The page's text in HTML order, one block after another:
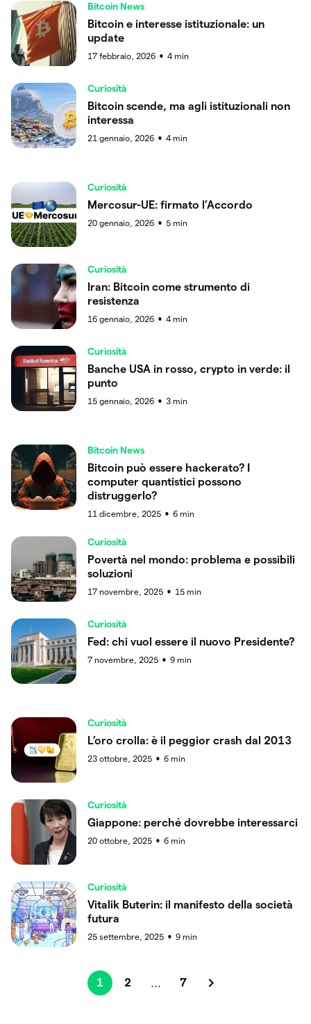
Bitcoin News
Bitcoin e interesse istituzionale: un
update
17 febbraio, 2026 ● 4 min
Curiosità
Bitcoin scende, ma agli istituzionali non
interessa
21 gennaio, 2026 ● 4 min
Curiosità
Mercosur-UE: firmato l’Accordo
20 gennaio, 2026 ● 5 min
Curiosità
Iran: Bitcoin come strumento di
resistenza
16 gennaio, 2026 ● 4 min
Curiosità
Banche USA in rosso, crypto in verde: il
punto
15 gennaio, 2026 ● 3 min
Bitcoin News
Bitcoin può essere hackerato? I
computer quantistici possono
distruggerlo?
11 dicembre, 2025 ● 6 min
Curiosità
Povertà nel mondo: problema e possibili
soluzioni
17 novembre, 2025 ● 15 min
Curiosità
Fed: chi vuol essere il nuovo Presidente?
7 novembre, 2025 ● 9 min
Curiosità
L’oro crolla: è il peggior crash dal 2013
23 ottobre, 2025 ● 6 min
Curiosità
Giappone: perché dovrebbe interessarci
20 ottobre, 2025 ● 6 min
Curiosità
Vitalik Buterin: il manifesto della società
futura
25 settembre, 2025 ● 9 min
1 2 ... 7